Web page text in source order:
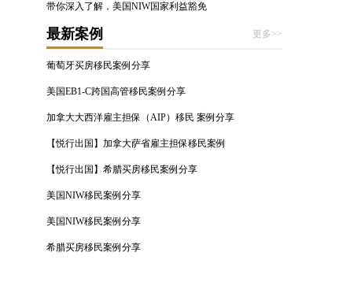
带你深入了解，美国NIW国家利益豁免
最新案例 更多>>
葡萄牙买房移民案例分享
美国EB1-C跨国高管移民案例分享
加拿大大西洋雇主担保（AIP）移民 案例分享
【悦行出国】加拿大萨省雇主担保移民案例
【悦行出国】希腊买房移民案例分享
美国NIW移民案例分享
美国NIW移民案例分享
希腊买房移民案例分享